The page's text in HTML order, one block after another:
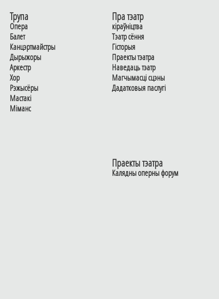
Трупа
Опера
Балет
Канцэртмайстры
Дырыжоры
Аркестр
Хор
Рэжысёры
Мастакі
Мiманс
Пра тэатр
кіраўніцтва
Тэатр сёння
Гiсторыя
Праекты тэатра
Наведаць тэатр
Магчымасцi сцэны
Дадаткoвыя паслугi
Праекты тэатра
Калядны оперны форум